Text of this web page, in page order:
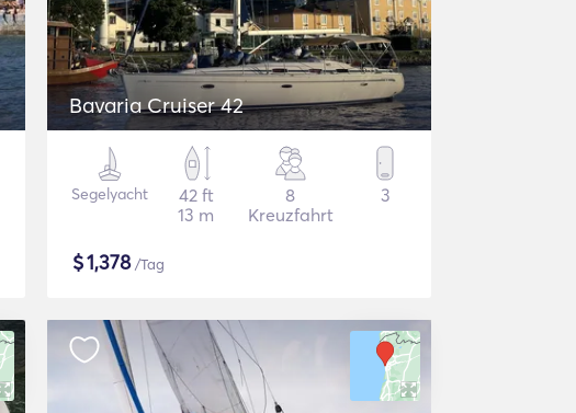
Bavaria Cruiser 42
Segelyacht
42 ft
13 m
8
Kreuzfahrt
3
$1,378/Tag